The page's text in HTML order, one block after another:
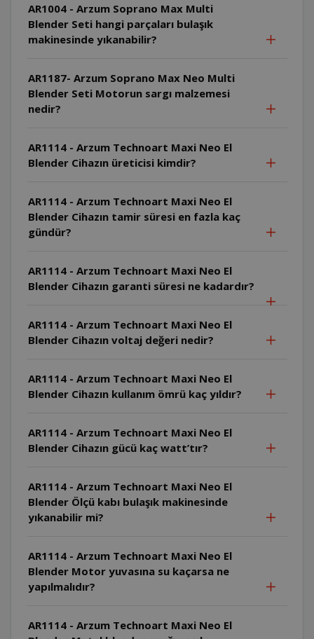
AR1004 - Arzum Soprano Max Multi
Blender Seti hangi parçaları bulaşık
makinesinde yıkanabilir?
AR1187- Arzum Soprano Max Neo Multi
Blender Seti Motorun sargı malzemesi
nedir?
AR1114 - Arzum Technoart Maxi Neo El
Blender Cihazın üreticisi kimdir?
AR1114 - Arzum Technoart Maxi Neo El
Blender Cihazın tamir süresi en fazla kaç
gündür?
AR1114 - Arzum Technoart Maxi Neo El
Blender Cihazın garanti süresi ne kadardır?
AR1114 - Arzum Technoart Maxi Neo El
Blender Cihazın voltaj değeri nedir?
AR1114 - Arzum Technoart Maxi Neo El
Blender Cihazın kullanım ömrü kaç yıldır?
AR1114 - Arzum Technoart Maxi Neo El
Blender Cihazın gücü kaç watt’tır?
AR1114 - Arzum Technoart Maxi Neo El
Blender Ölçü kabı bulaşık makinesinde
yıkanabilir mi?
AR1114 - Arzum Technoart Maxi Neo El
Blender Motor yuvasına su kaçarsa ne
yapılmalıdır?
AR1114 - Arzum Technoart Maxi Neo El